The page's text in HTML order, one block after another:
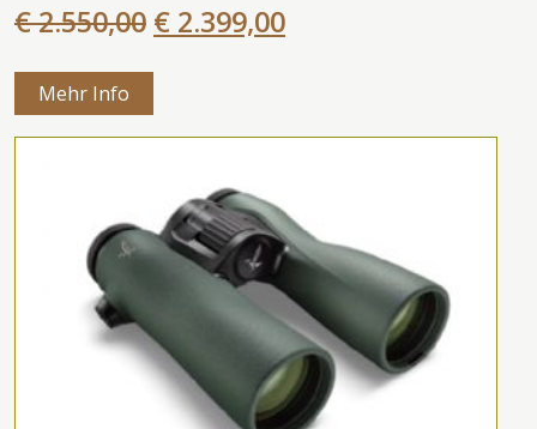
€ 2.550,00 € 2.399,00
Mehr Info